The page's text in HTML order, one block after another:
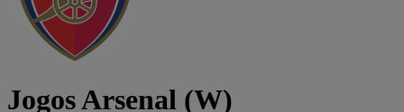
Jogos Arsenal (W)